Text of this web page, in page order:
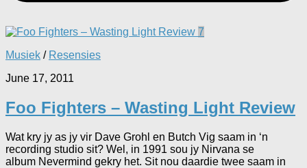
7
Musiek / Resensies
June 17, 2011
Foo Fighters – Wasting Light Review
Wat kry jy as jy vir Dave Grohl en Butch Vig saam in ‘n
recording studio sit? Wel, in 1991 sou jy Nirvana se
album Nevermind gekry het. Sit nou daardie twee saam in